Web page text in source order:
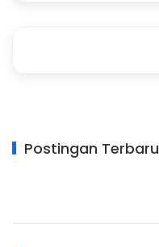
Postingan Terbaru